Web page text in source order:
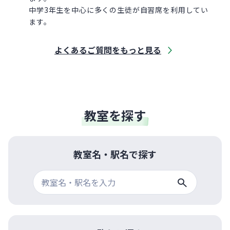
中学3年生を中心に多くの生徒が自習席を利用してい
ます。
よくあるご質問をもっと見る
教室を探す
教室名・駅名で探す